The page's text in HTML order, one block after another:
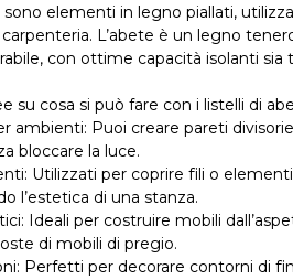
sono elementi in legno piallati,
L’abete è un legno
con ottime capacità isolanti sia
su cosa si può fare con i listelli di
ambienti: Puoi creare pareti
bloccare la luce.
Utilizzati per coprire fili o
l’estetica di una stanza.
Ideali per costruire mobili
di mobili di pregio.
Perfetti per decorare contorni di